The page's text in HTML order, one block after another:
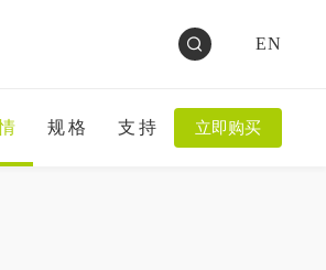
EN
规格 支持 立即购买